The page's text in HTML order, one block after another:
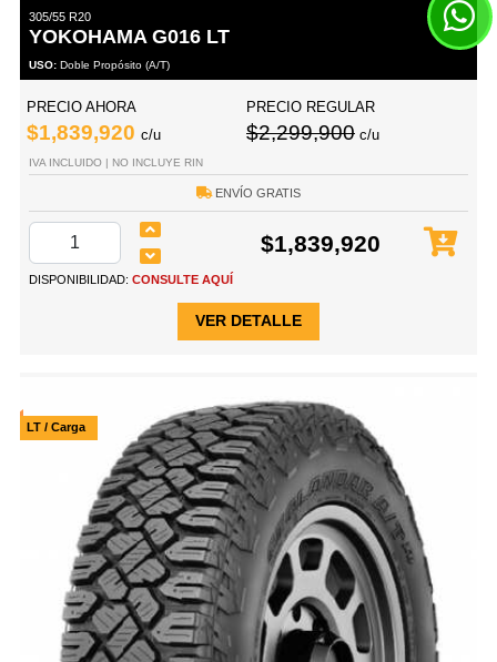
305/55 R20
YOKOHAMA G016 LT
USO: Doble Propósito (A/T)
PRECIO AHORA
$1,839,920 c/u
PRECIO REGULAR
$2,299,900 c/u
IVA INCLUIDO | NO INCLUYE RIN
ENVÍO GRATIS
$1,839,920
DISPONIBILIDAD: CONSULTE AQUÍ
VER DETALLE
LT / Carga